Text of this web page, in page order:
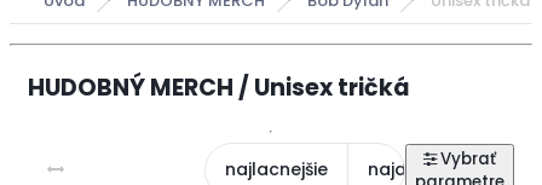
HUDOBNÝ MERCH / Unisex tričká
najlacnejšie najdrahšie